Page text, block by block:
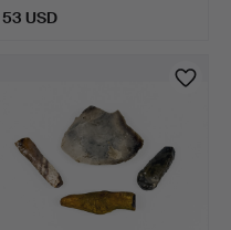
53 USD